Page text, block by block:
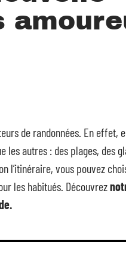
de randonnées. En effet,
les autres : des plages, des
l’itinéraire, vous pouvez
les habitués. Découvrez